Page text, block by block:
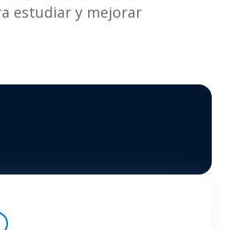
estudiar y mejorar